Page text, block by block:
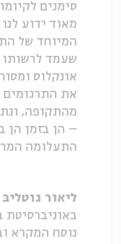
מאוד ידוע
המיוחד של
שעמד לרשותו
אונקלוס
את התרגומים
מהתקופה,
– הן בזמן הן
התעלומה
ליאור גוטליבּ
באוניברסיטת
נוסח המקרא